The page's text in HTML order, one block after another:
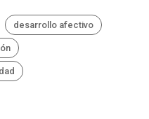
desarrollo afectivo